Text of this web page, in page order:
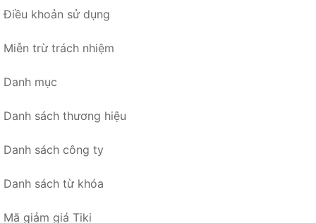
Điều khoản sử dụng
Miễn trừ trách nhiệm
Danh mục
Danh sách thương hiệu
Danh sách công ty
Danh sách từ khóa
Mã giảm giá Tiki